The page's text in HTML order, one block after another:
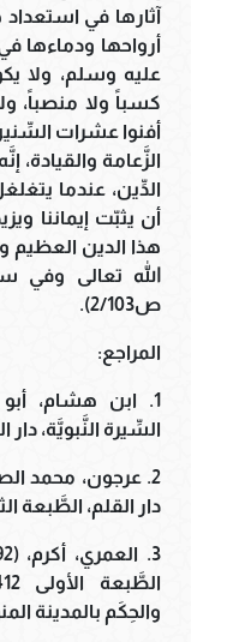
آثارها في استعداد
أرواحها ودماءها
عليه وسلم، ولا
كسباً ولا منصباً،
أفنوا عشرات
الزَّعامة والقيادة،
الدِّين، عندما
أن يثبّت إيماننا
هذا الدين العظيم
ص2/103).
المراجع:
1. ابن هشام،
السِّيرة النَّبويَّة، دار
دار القلم، الطَّبعة الثانية، 1415
والحِكَم بالمدينة